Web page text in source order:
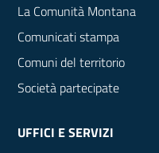
La Comunità Montana
Comunicati stampa
Comuni del territorio
Società partecipate
UFFICI E SERVIZI